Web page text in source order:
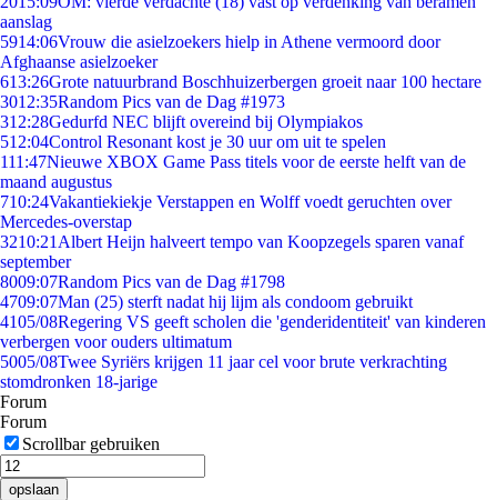
aanslag
5914:06Vrouw die asielzoekers hielp in Athene vermoord door
Afghaanse asielzoeker
613:26Grote natuurbrand Boschhuizerbergen groeit naar 100 hectare
3012:35Random Pics van de Dag #1973
312:28Gedurfd NEC blijft overeind bij Olympiakos
512:04Control Resonant kost je 30 uur om uit te spelen
111:47Nieuwe XBOX Game Pass titels voor de eerste helft van de
maand augustus
710:24Vakantiekiekje Verstappen en Wolff voedt geruchten over
Mercedes-overstap
3210:21 Albert Heijn halveert tempo van Koopzegels sparen vanaf
september
8009:07Random Pics van de Dag #1798
4709:07Man (25) sterft nadat hij lijm als condoom gebruikt
4105/08Regering VS geeft scholen die 'genderidentiteit' van kinderen
verbergen voor ouders ultimatum
5005/08Twee Syriërs krijgen 11 jaar cel voor brute verkrachting
stomdronken 18-jarige
Forum
Forum
Scrollbar gebruiken
opslaan